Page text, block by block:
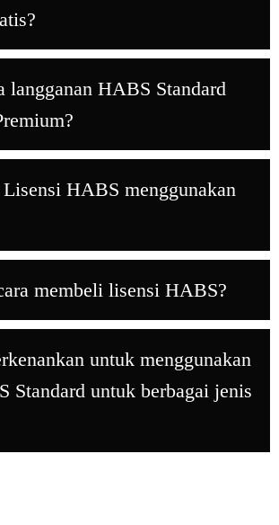
langganan HABS Standard
Lisensi HABS menggunakan
membeli lisensi HABS?
untuk menggunakan
Standard untuk berbagai jenis